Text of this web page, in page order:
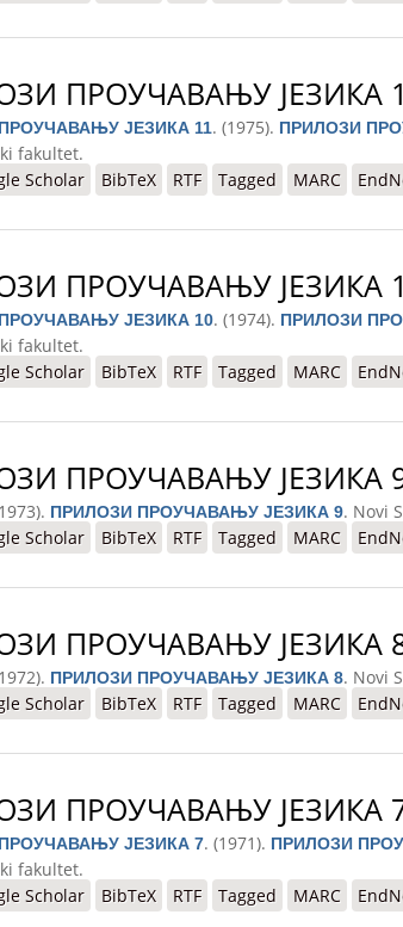
ПРОУЧАВАЊУ ЈЕЗИКА
ЈЕЗИКА 11. (1975). ПРИЛОЗИ
fakultet.
ПРОУЧАВАЊУ ЈЕЗИКА 11
Scholar BibTeX RTF Tagged MARC
ПРОУЧАВАЊУ ЈЕЗИКА
ЈЕЗИКА 10. (1974). ПРИЛОЗИ
fakultet.
ПРОУЧАВАЊУ ЈЕЗИКА 10
Scholar BibTeX RTF Tagged MARC
ПРОУЧАВАЊУ ЈЕЗИКА
ПРИЛОЗИ ПРОУЧАВАЊУ ЈЕЗИКА 9. Novi
ПРОУЧАВАЊУ ЈЕЗИКА 9
Scholar BibTeX RTF Tagged MARC
ПРОУЧАВАЊУ ЈЕЗИКА
ПРИЛОЗИ ПРОУЧАВАЊУ ЈЕЗИКА 8. Novi
ПРОУЧАВАЊУ ЈЕЗИКА 8
Scholar BibTeX RTF Tagged MARC
ПРОУЧАВАЊУ ЈЕЗИКА
ЈЕЗИКА 7. (1971). ПРИЛОЗИ
fakultet.
ПРОУЧАВАЊУ ЈЕЗИКА 7
Scholar BibTeX RTF Tagged MARC